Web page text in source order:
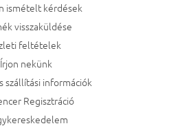
ismételt kérdések
visszaküldése
feltételek
Írjon nekünk
szállítási információk
Regisztráció